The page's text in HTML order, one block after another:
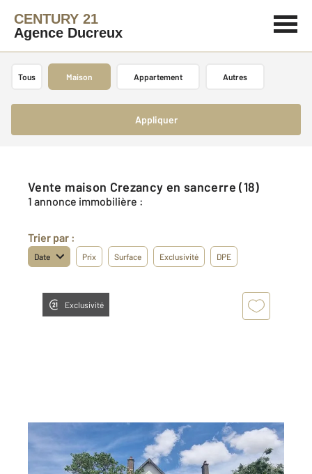
CENTURY 21
Agence Ducreux
Tous Maison Appartement Autres
Appliquer
Vente maison Crezancy en sancerre (18)
1 annonce immobilière :
Trier par :
Date Prix Surface Exclusivité DPE
Exclusivité
CREZANCY EN SANCERRE 18
105 m2, 6 pièces
Ref : 18792